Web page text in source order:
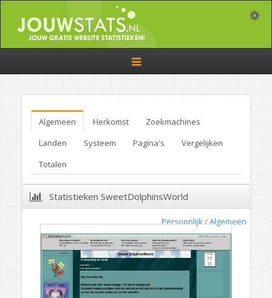
Toggle
navigation
Algemeen Herkomst
Zoekmachines
Landen
Systeem Pagina's
Vergelijken
Totalen
Statistieken SweetDolphinsWorld
Persoonlijk /Algemeen